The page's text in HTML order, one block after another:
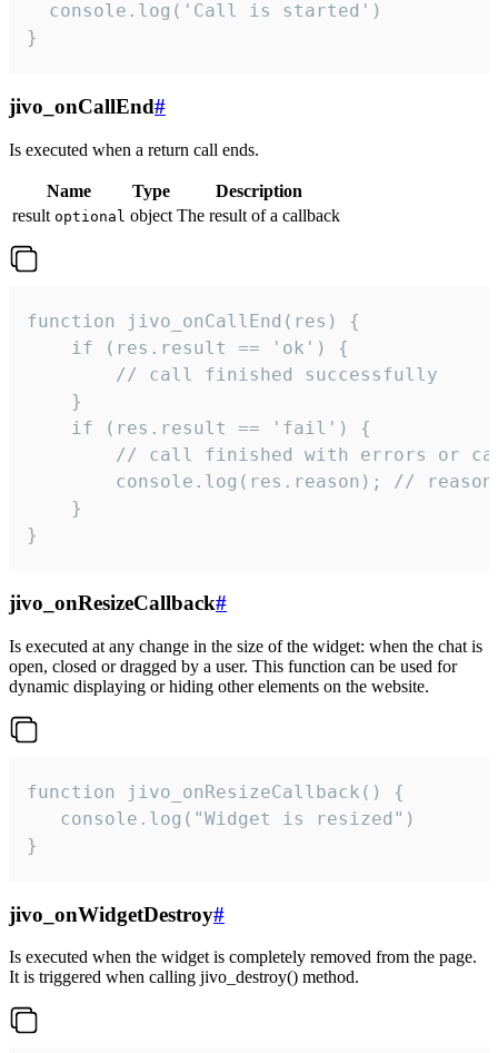
  console.log('Call is started')
}
jivo_onCallEnd#
Is executed when a return call ends.
Name Type
Description
result optional object The result of a callback
function jivo_onCallEnd(res) {
    if (res.result == 'ok') {
        // call finished successfully
    }
    if (res.result == 'fail') {
// call finished with errors or
console.log(res.reason); //
    }
}
jivo_onResizeCallback#
Is executed at any change in the size of the widget: when the chat is
open, closed or dragged by a user. This function can be used for
dynamic displaying or hiding other elements on the website.
function jivo_onResizeCallback() {
   console.log("Widget is resized")
}
jivo_onWidgetDestroy#
Is executed when the widget is completely removed from the page.
It is triggered when calling jivo_destroy() method.